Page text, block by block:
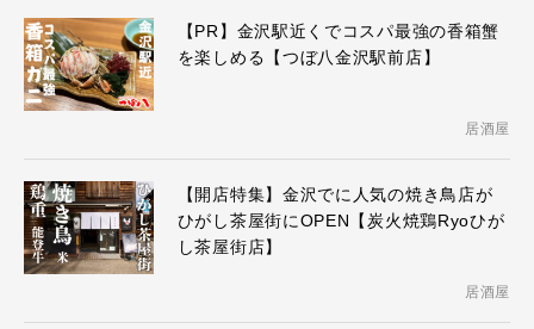
【PR】金沢駅近くでコスパ最強の香箱蟹
を楽しめる【つぼ八金沢駅前店】
居酒屋
【開店特集】金沢でに人気の焼き鳥店が
ひがし茶屋街にOPEN【炭火焼鶏Ryoひが
し茶屋街店】
居酒屋